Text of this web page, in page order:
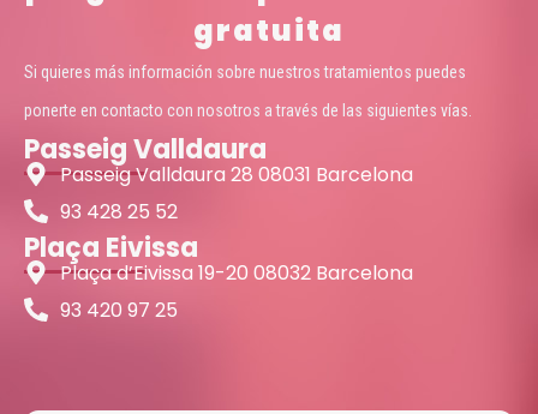
gratuita
Si quieres más información sobre nuestros tratamientos puedes
ponerte en contacto con nosotros a través de las siguientes vías.
Passeig Valldaura
Passeig Valldaura 28 08031 Barcelona
93 428 25 52
Plaça Eivissa
Plaça d’Eivissa 19-20 08032 Barcelona
93 420 97 25